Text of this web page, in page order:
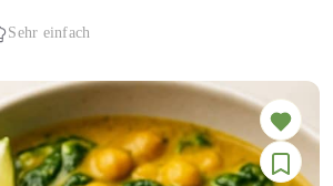
Sehr einfach